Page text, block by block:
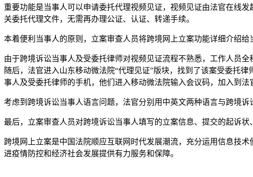
重要功能是当事人可以申请委托代理视频见证，视频见证由法官在线
关委托代理文件，无需再办理公证、认证、转递手续。
本着便利当事人的原则，立案审查人员将跨境网上立案功能详细介绍
由于跨境诉讼当事人及受委托律师对视频见证流程不熟悉，工作人员
随后，法官进入山东移动微法院“代理见证”版块，找到了该案受委托
事人及受委托律师的手机，他们进入移动微法院输入会议码，加入到法
考虑到跨境诉讼当事人语言问题，法官分别用中英文两种语言与跨境
最后，立案审查人员对跨境诉讼当事人填写的立案信息、提交的起诉
跨境网上立案是中国法院顺应互联网时代发展潮流，充分运用信息技
进疫情防控和经济社会发展提供有力服务和保障。